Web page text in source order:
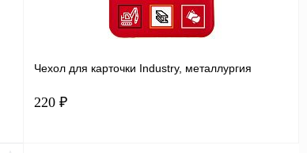
Чехол для карточки Industry, металлургия
220 ₽